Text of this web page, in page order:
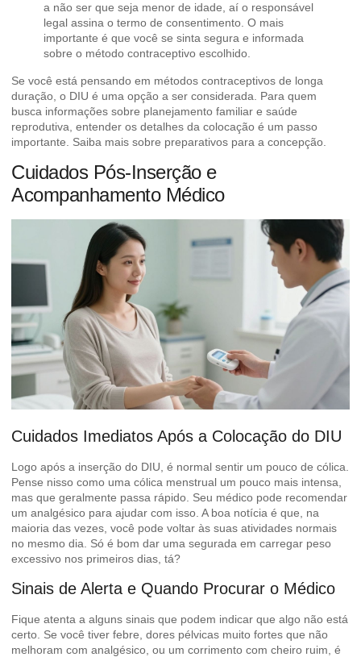
a não ser que seja menor de idade, aí o responsável
legal assina o termo de consentimento. O mais
importante é que você se sinta segura e informada
sobre o método contraceptivo escolhido.
Se você está pensando em métodos contraceptivos de longa
duração, o DIU é uma opção a ser considerada. Para quem
busca informações sobre planejamento familiar e saúde
reprodutiva, entender os detalhes da colocação é um passo
importante. Saiba mais sobre preparativos para a concepção
Cuidados Pós-Inserção e
Acompanhamento Médico
Cuidados Imediatos Após a Colocação do DIU
Logo após a inserção do DIU, é normal sentir um pouco de cólica.
Pense nisso como uma cólica menstrual um pouco mais intensa,
mas que geralmente passa rápido. Seu médico pode recomendar
um analgésico para ajudar com isso. A boa notícia é que, na
maioria das vezes, você pode voltar às suas atividades normais
no mesmo dia. Só é bom dar uma segurada em carregar peso
excessivo nos primeiros dias, tá?
Sinais de Alerta e Quando Procurar o Médico
Fique atenta a alguns sinais que podem indicar que algo não está
certo. Se você tiver febre, dores pélvicas muito fortes que não
melhoram com analgésico, ou um corrimento com cheiro ruim, é